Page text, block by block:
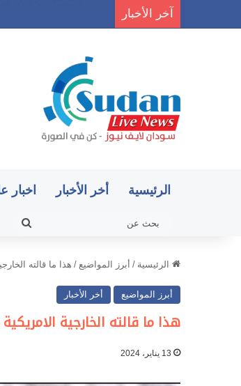
آخر الأخبار
الرئيسية أخر الأخبار اخبار
بحث
الرئيسية / أبرز المواضيع / هذا ما قالته
أبرز المواضيع أخر الأخبار
هذا ما قالته الخارجية
13 يناير، 2024